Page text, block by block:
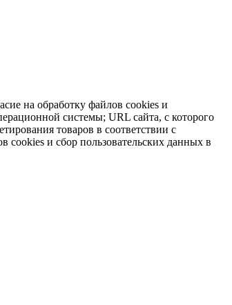
на обработку файлов cookies и
системы; URL сайта, с которого
товаров в соответствии с
и сбор пользовательских данных в